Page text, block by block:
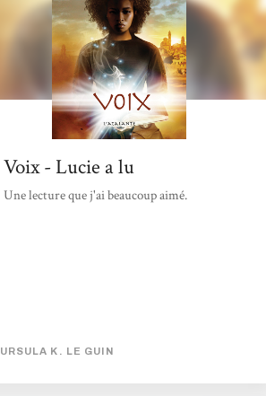
Voix - Lucie a lu
Une lecture que j'ai beaucoup aimé.
URSULA K. LE GUIN